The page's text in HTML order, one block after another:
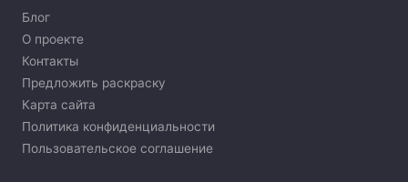
Блог
О проекте
Контакты
Предложить раскраску
Карта сайта
Политика конфиденциальности
Пользовательское соглашение